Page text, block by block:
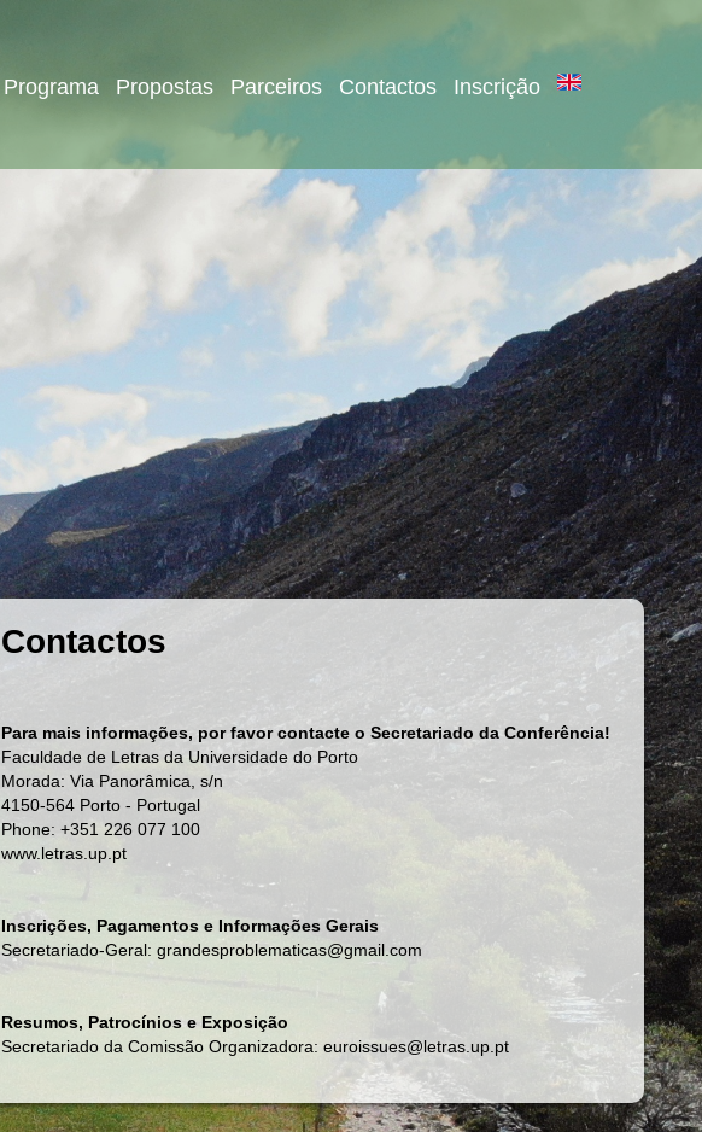
Programa Propostas Parceiros Contactos Inscrição
Contactos
Para mais informações, por favor contacte o Secretariado da Conferência!
Faculdade de Letras da Universidade do Porto
Morada: Via Panorâmica, s/n
4150-564 Porto - Portugal
Phone: +351 226 077 100
www.letras.up.pt
Inscrições, Pagamentos e Informações Gerais
Secretariado-Geral: grandesproblematicas@gmail.com
Resumos, Patrocínios e Exposição
Secretariado da Comissão Organizadora: euroissues@letras.up.pt